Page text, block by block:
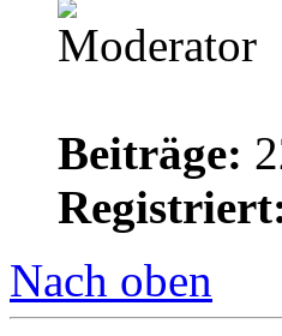
Beiträge:
Nach oben